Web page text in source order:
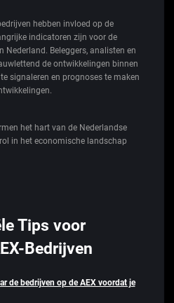
hebben invloed op de
indicatoren zijn voor de
Nederland. Beleggers, analisten en
de ontwikkelingen binnen
signaleren en prognoses te maken
het hart van de Nederlandse
in het economische landschap
Tips voor
Bedrijven
de bedrijven op de AEX voordat je